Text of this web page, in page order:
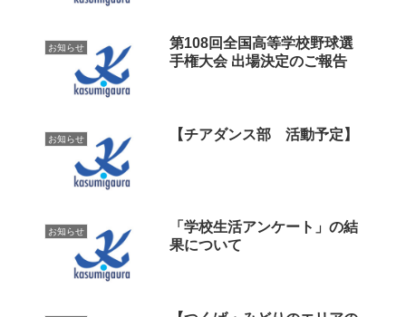
お知らせ
第108回全国高等学校野球選
手権大会 出場決定のご報告
お知らせ 【チアダンス部 活動予定】
お知らせ
「学校生活アンケート」の結
果について